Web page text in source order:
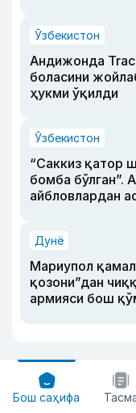
Ўзбекистон
Андижонда
боласини
ҳукми ўқилди
Ўзбекистон
“Саккиз қатор
бомба бўлган”.
айбловлардан
Дунё
Мариупол
қозони”дан
армияси бош
Бош саҳифа